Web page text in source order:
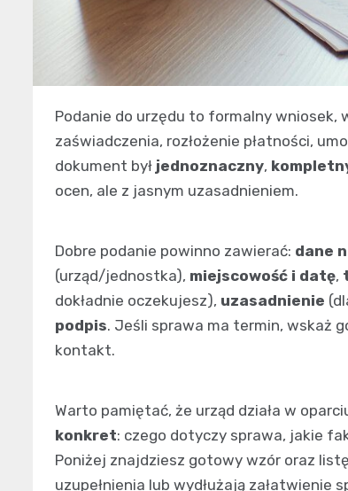
Podanie do urzędu to formalny wniosek,
zaświadczenia, rozłożenie płatności,
dokument był jednoznaczny,
ocen, ale z jasnym uzasadnieniem.
Dobre podanie powinno zawierać: dane
(urząd/jednostka), miejscowość i datę,
dokładnie oczekujesz), uzasadnienie
podpis. Jeśli sprawa ma termin, wskaż
kontakt.
Warto pamiętać, że urząd działa w
konkret: czego dotyczy sprawa, jakie
Poniżej znajdziesz gotowy wzór oraz
uzupełnienia lub wydłużają załatwienie